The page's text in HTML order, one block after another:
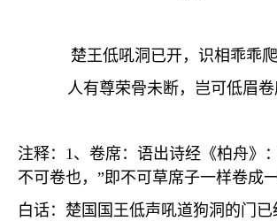
楚王低吼洞已开，识相乖乖爬
人有尊荣骨未断，岂可低眉
注释： 1、卷席：语出诗经《柏舟》
不可卷也，”即不可草席子一样卷成
白话：楚国国王低声吼道狗洞的门